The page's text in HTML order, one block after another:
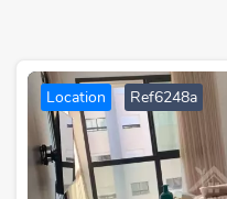
Location Ref6248a